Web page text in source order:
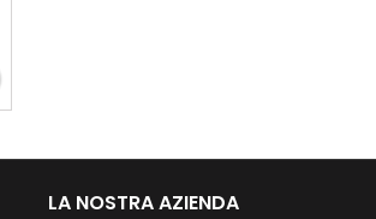
LA NOSTRA AZIENDA